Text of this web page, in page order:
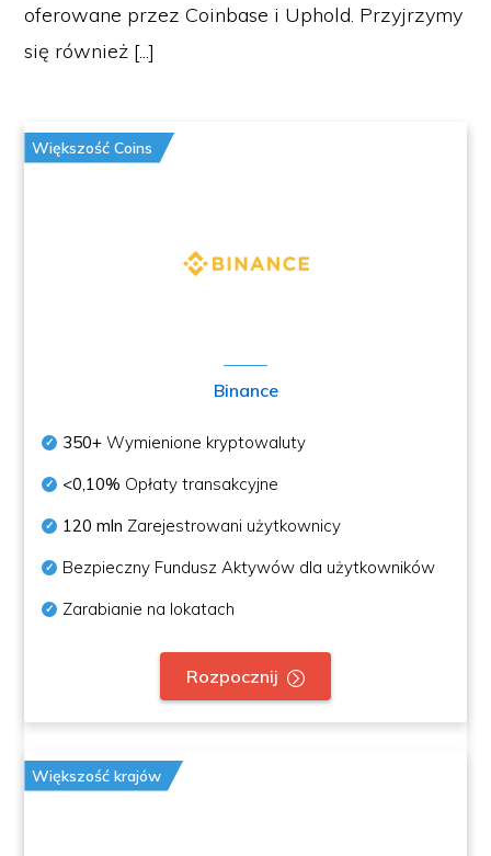
oferowane przez Coinbase i Uphold. Przyjrzymy
się również [...]
Większość Coins
Binance
350+ Wymienione kryptowaluty
<0,10% Opłaty transakcyjne
120 mln Zarejestrowani użytkownicy
Bezpieczny Fundusz Aktywów dla użytkowników
Zarabianie na lokatach
Rozpocznij
Większość krajów